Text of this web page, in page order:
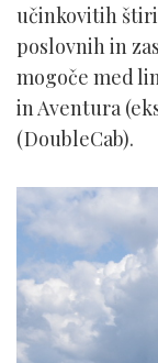
učinkovitih
poslovnih in
mogoče med
in Aventura
(DoubleCab).